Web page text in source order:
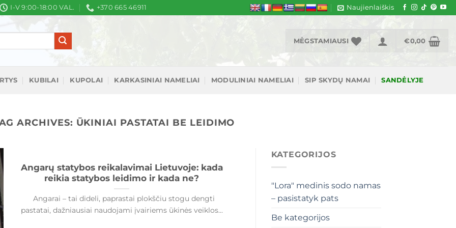
I-V 9:00-18:00 VAL. +370 665 46911 Naujienlaiškis
MĖGSTAMIAUSI €0,00
KUBILAI KUPOLAI KARKASINIAI NAMELIAI MODULINIAI NAMELIAI SIP SKYDŲ NAMAI SANDĖLYJE
ARCHIVES: ŪKINIAI PASTATAI BE LEIDIMO
Angarų statybos reikalavimai Lietuvoje: kada
reikia statybos leidimo ir kada ne?
Angarai – tai dideli, paprastai plokščiu stogu dengti
pastatai, dažniausiai naudojami įvairiems ūkinės veiklos...
KATEGORIJOS
"Lora" medinis sodo namas
– pasistatyk pats
Be kategorijos